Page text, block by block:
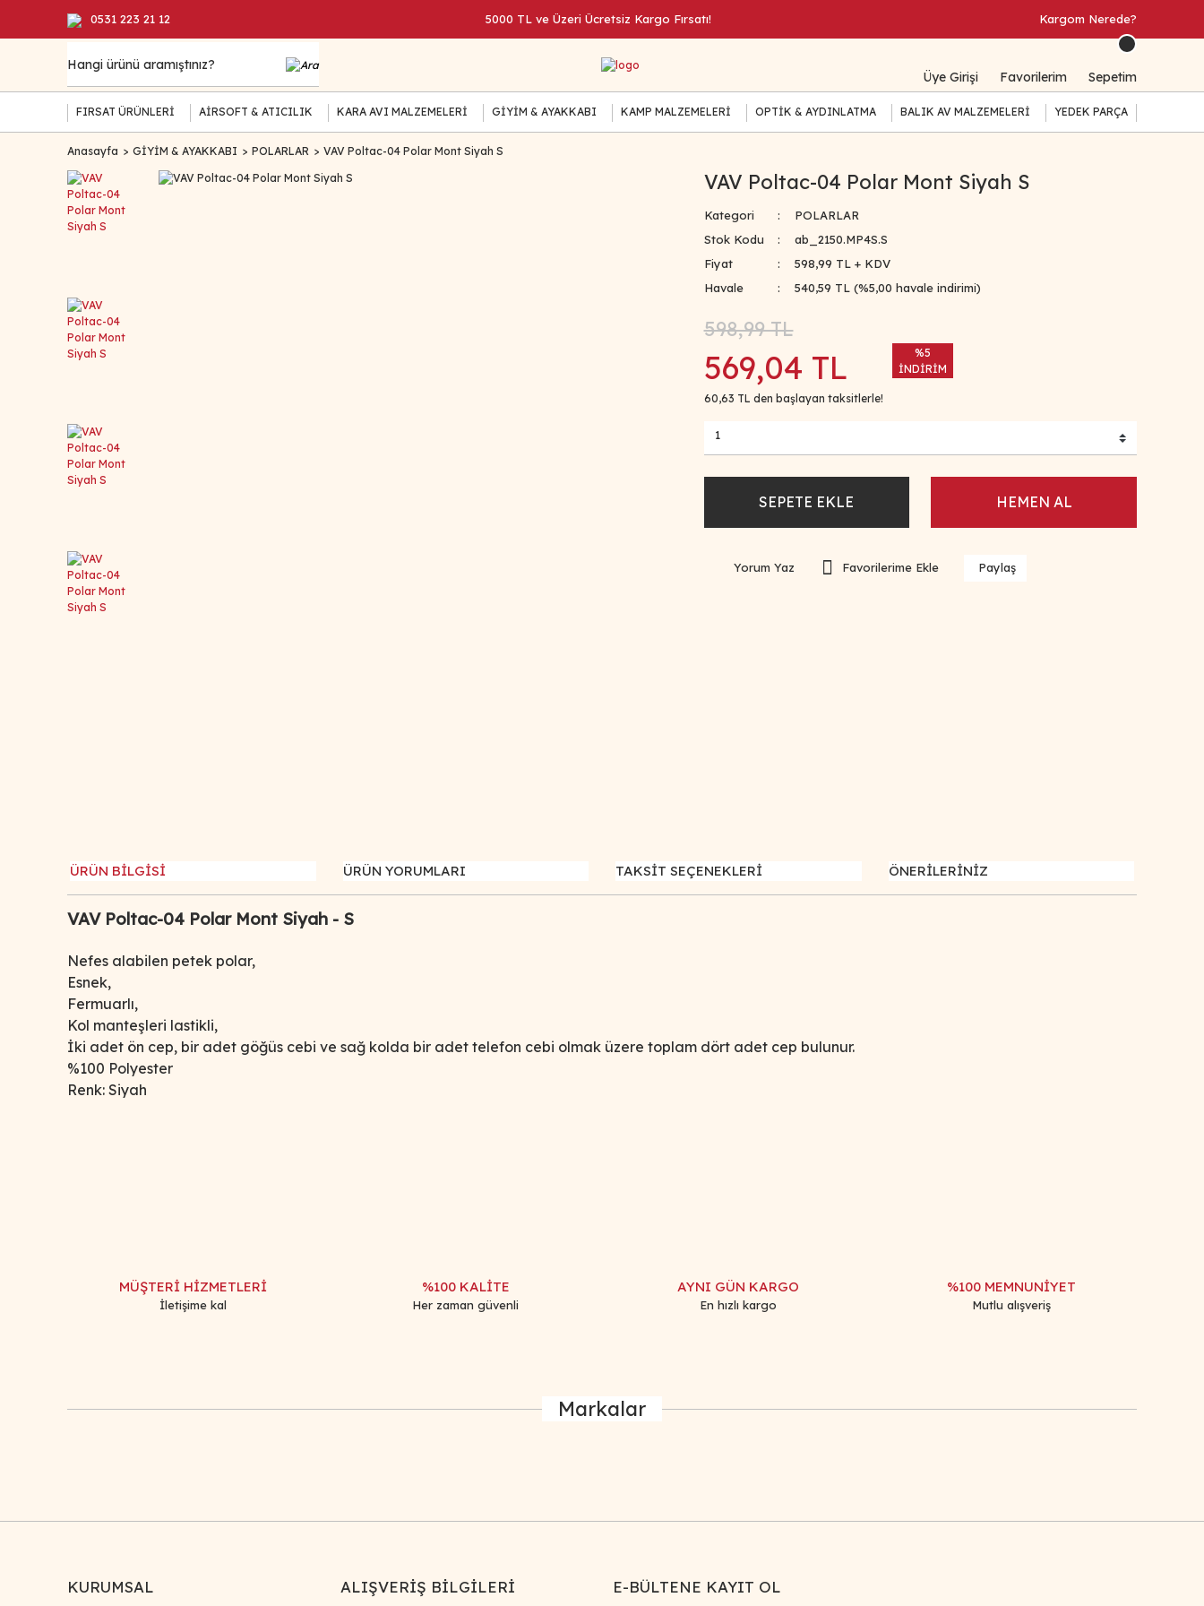
0531 223 21 12 5000 TL ve Üzeri Ücretsiz Kargo Fırsatı! Kargom Nerede?
Üye Girişi Favorilerim Sepetim
FIRSAT ÜRÜNLERİ AİRSOFT & ATICILIK KARA AVI MALZEMELERİ GİYİM & AYAKKABI KAMP MALZEMELERİ OPTİK & AYDINLATMA BALIK AV MALZEMELERİ YEDEK PARÇA
Anasayfa GİYİM & AYAKKABI POLARLAR VAV Poltac-04 Polar Mont Siyah S
VAV Poltac-04 Polar Mont Siyah S
Kategori
POLARLAR
Stok Kodu
ab_2150.MP4S.S
Fiyat
598,99 TL + KDV
Havale
540,59 TL (%5,00 havale indirimi)
598,99 TL
569,04 TL
60,63 TL den başlayan taksitlerle!
%5
İNDİRİM
SEPETE EKLE HEMEN AL
Yorum Yaz Paylaş
ÜRÜN BİLGİSİ ÜRÜN YORUMLARI TAKSİT SEÇENEKLERİ ÖNERİLERİNİZ
VAV Poltac-04 Polar Mont Siyah - S
Nefes alabilen petek polar,
Esnek,
Fermuarlı,
Kol manteşleri lastikli,
İki adet ön cep, bir adet göğüs cebi ve sağ kolda bir adet telefon cebi olmak üzere toplam dört adet cep bulunur.
%100 Polyester
Renk: Siyah
Ürün fiyatı diğer sitelerden daha pahalı.
MÜŞTERİ HİZMETLERİ
İletişime kal
%100 KALİTE
Her zaman güvenli
AYNI GÜN KARGO
En hızlı kargo
%100 MEMNUNİYET
Mutlu alışveriş
Markalar
KURUMSAL ALIŞVERİŞ BİLGİLERİ E-BÜLTENE KAYIT OL